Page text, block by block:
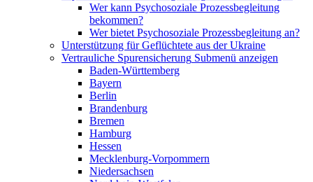
Wer kann Psychosoziale Prozessbegleitung
bekommen?
Wer bietet Psychosoziale Prozessbegleitung an?
Unterstützung für Geflüchtete aus der Ukraine
Vertrauliche Spurensicherung Submenü anzeigen
Baden-Württemberg
Bayern
Berlin
Brandenburg
Bremen
Hamburg
Hessen
Mecklenburg-Vorpommern
Niedersachsen